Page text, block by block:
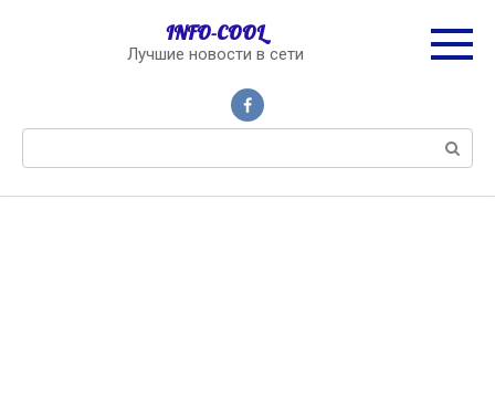
INFO-COOL
Лучшие новости в сети